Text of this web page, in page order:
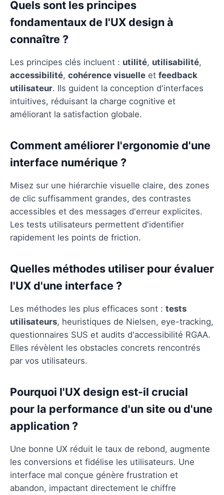
Quels sont les principes
fondamentaux de l'UX design à
connaître ?
Les principes clés incluent : utilité, utilisabilité,
accessibilité, cohérence visuelle et feedback
utilisateur. Ils guident la conception d'interfaces
intuitives, réduisant la charge cognitive et
améliorant la satisfaction globale.
Comment améliorer l'ergonomie d'une
interface numérique ?
Misez sur une hiérarchie visuelle claire, des zones
de clic suffisamment grandes, des contrastes
accessibles et des messages d'erreur explicites.
Les tests utilisateurs permettent d'identifier
rapidement les points de friction.
Quelles méthodes utiliser pour évaluer
l'UX d'une interface ?
Les méthodes les plus efficaces sont : tests
utilisateurs, heuristiques de Nielsen, eye-tracking,
questionnaires SUS et audits d'accessibilité RGAA.
Elles révèlent les obstacles concrets rencontrés
par vos utilisateurs.
Pourquoi l'UX design est-il crucial
pour la performance d'un site ou d'une
application ?
Une bonne UX réduit le taux de rebond, augmente
les conversions et fidélise les utilisateurs. Une
interface mal conçue génère frustration et
abandon, impactant directement le chiffre